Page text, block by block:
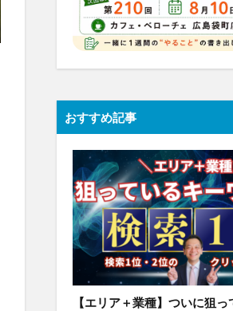
おすすめ記事
【エリア＋業種】ついに狙